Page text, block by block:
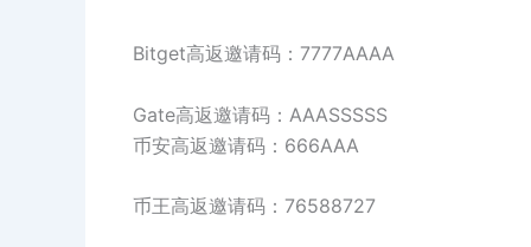
Bitget高返邀请码：7777AAAA
Gate高返邀请码：AAASSSSS
币安高返邀请码：666AAA
币王高返邀请码：76588727